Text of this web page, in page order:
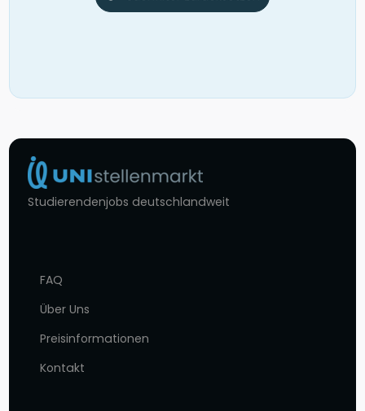
Studierendenjobs deutschlandweit
FAQ
Über Uns
Preisinformationen
Kontakt